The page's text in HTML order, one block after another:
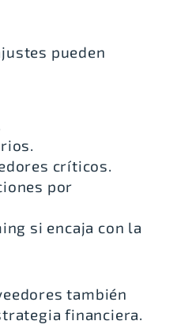
pueden
críticos.
por
si encaja con la
también
financiera.